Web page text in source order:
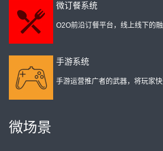
微订餐系统
O2O前沿订餐平台，线上线下的
手游系统
手游运营推广者的武器，将玩家快
微场景